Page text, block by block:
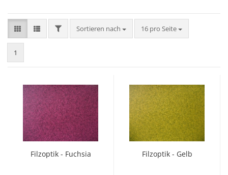
FILTERSortieren nach
Sortieren nach 16 pro Seite
pro Seite
1
Filzoptik - Fuchsia Filzoptik - Gelb